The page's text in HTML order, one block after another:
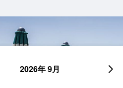
2026年 9月